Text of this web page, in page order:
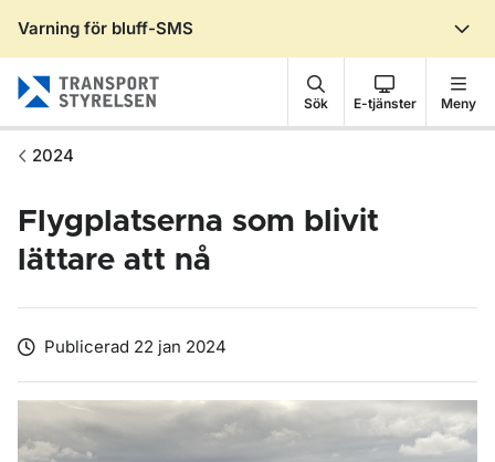
Varning för bluff-SMS
Sök E-tjänster Meny
2024
Flygplatserna som blivit
lättare att nå
Publicerad 22 jan 2024